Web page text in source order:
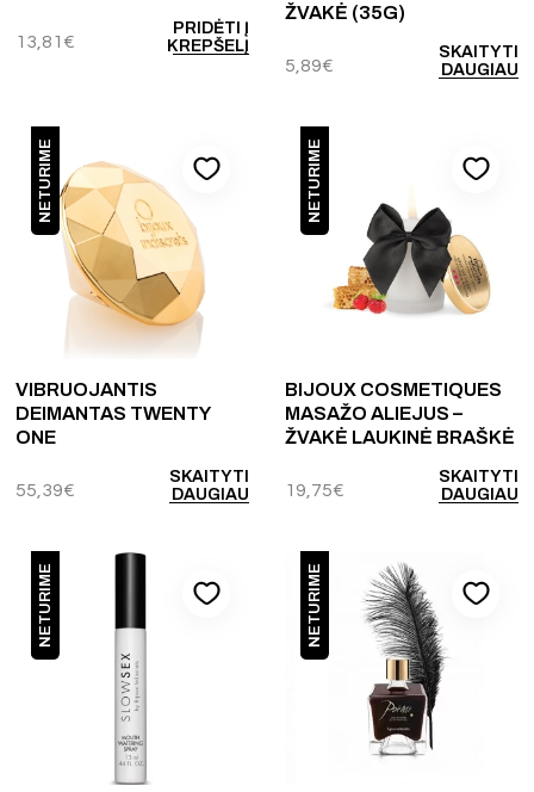
13,81 €
PRIDĖTI Į
KREPŠELĮ
ŽVAKĖ (35G)
5,89€
SKAITYTI
DAUGIAU
NETURIME
VIBRUOJANTIS
DEIMANTAS TWENTY
ONE
55,39€
SKAITYTI
DAUGIAU
NETURIME
BIJOUX COSMETIQUES
MASAŽO ALIEJUS –
ŽVAKĖ LAUKINĖ BRAŠKĖ
19,75€
SKAITYTI
DAUGIAU
NETURIME NETURIME